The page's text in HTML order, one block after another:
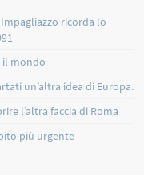
ricorda lo
il mondo
un’altra idea di Europa.
l’altra faccia di Roma
più urgente